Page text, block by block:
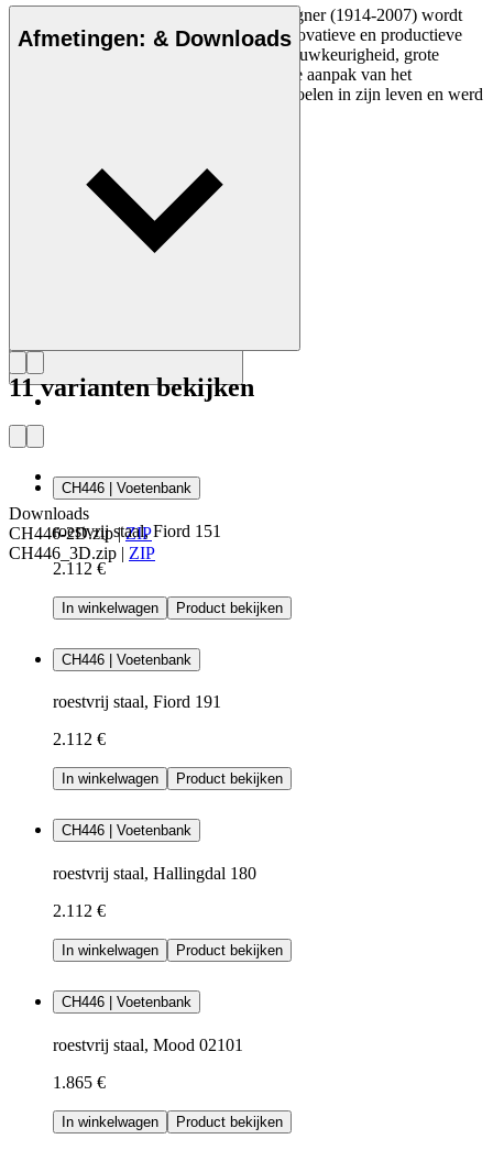
De Deense meubelontwerper Hans J. Wegner (1914-2007) wordt
gezien als een van de meest creatieve, innovatieve en productieve
ontwerpers aller tijden, bekend om zijn nauwkeurigheid, grote
inzicht in vakmanschap en compromisloze aanpak van het
ontwerpen. Wegner ontwierp bijna 500 stoelen in zijn leven en werd
Afmetingen: & Downloads
Downloads
CH446-2D.zip|ZIP
CH446_3D.zip | ZIP
11 varianten bekijken
CH446 | Voetenbank
roestvrij staal, Fiord 151
2.112 €
In winkelwagen Product bekijken
CH446 | Voetenbank
roestvrij staal, Fiord 191
2.112 €
In winkelwagen Product bekijken
CH446 | Voetenbank
roestvrij staal, Hallingdal 180
2.112 €
In winkelwagen Product bekijken
CH446 | Voetenbank
roestvrij staal, Mood 02101
1.865 €
In winkelwagen Product bekijken